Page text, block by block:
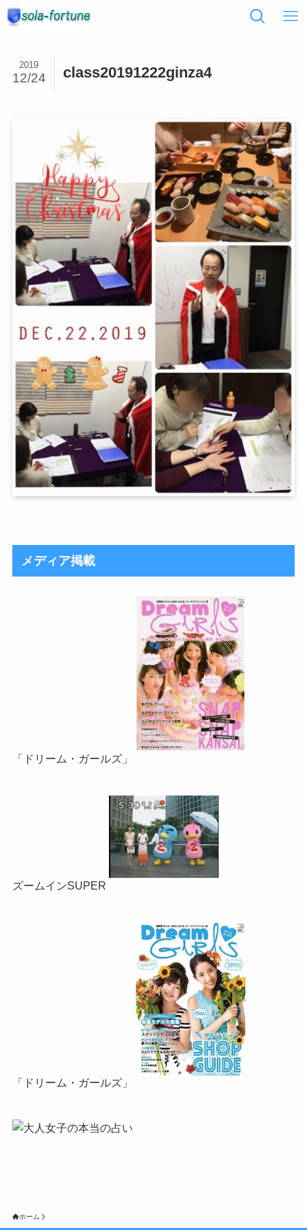
class20191222ginza4
2019
12/24
メディア掲載
「ドリーム・ガールズ」
ズームインSUPER
「ドリーム・ガールズ」
ホーム